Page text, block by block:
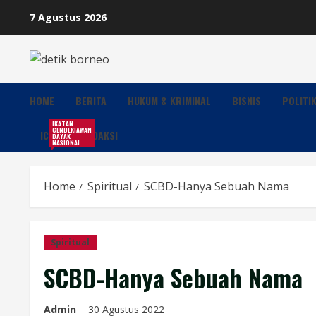
content
7 Agustus 2026
HOME BERITA HUKUM & KRIMINAL BISNIS POLITIK
ICDN
IKATAN
CENDEKIAWAN
DAYAK
NASIONALREDAKSI
Home Spiritual SCBD-Hanya Sebuah Nama
Spiritual
SCBD-Hanya Sebuah Nama
Admin 30 Agustus 2022